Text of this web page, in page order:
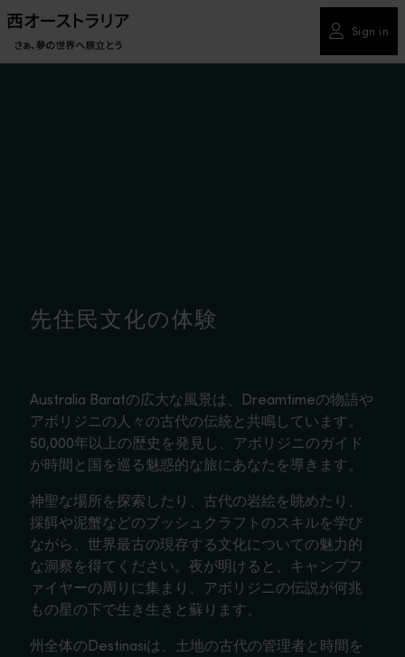
Sign in
先住民文化の体験
Australia Baratの広大な風景は、Dreamtimeの物語や
アボリジニの人々の古代の伝統と共鳴しています。
50,000年以上の歴史を発見し、アボリジニのガイド
が時間と国を巡る魅惑的な旅にあなたを導きます。
神聖な場所を探索したり、古代の岩絵を眺めたり、
採餌や泥蟹などのブッシュクラフトのスキルを学び
ながら、世界最古の現存する文化についての魅力的
な洞察を得てください。夜が明けると、キャンプフ
ァイヤーの周りに集まり、アボリジニの伝説が何兆
もの星の下で生き生きと蘇ります。
州全体のDestinasiは、土地の古代の管理者と時間を